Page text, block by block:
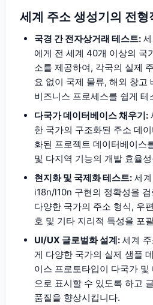
세계 주소 생성기의 전형
국경 간 전자상거래 테스트:
에게 전 세계 40개 이상의 국
소를 제공하여, 각국의 실제
요 없이 국제 물류, 해외 창고
비즈니스 프로세스를 쉽게
다국가 데이터베이스 채우기:
한 국가의 구조화된 주소 데
화된 프로젝트 데이터베이스
및 다지역 기능의 개발 효율
현지화 및 국제화 테스트: 세
i18n/l10n 구현의 정확성을
다양한 국가의 주소 형식, 우
호 및 기타 지리적 특성을 포
UI/UX 글로벌화 설계: 세계
게 다양한 국가의 실제 샘플
이스 프로토타입이 다국가
으로 표시할 수 있도록 하고
품질을 향상시킵니다.